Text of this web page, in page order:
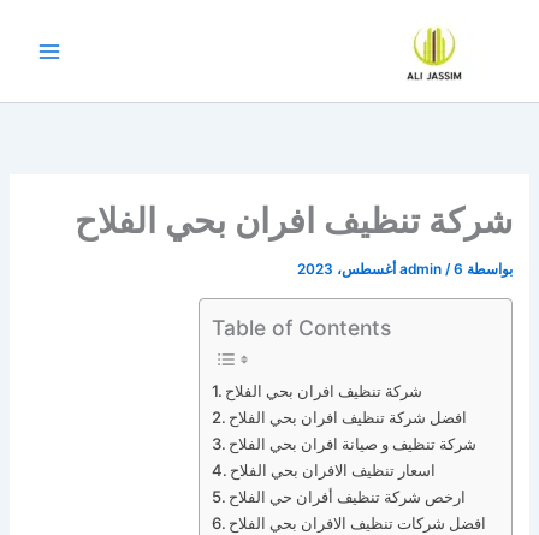
شركة تنظيف افران بحي الفلاح
بواسطة admin /6 أغسطس، 2023
Table of Contents
شركة تنظيف افران بحي الفلاح
افضل شركة تنظيف افران بحي الفلاح
شركة تنظيف و صيانة افران بحي الفلاح
اسعار تنظيف الافران بحي الفلاح
ارخص شركة تنظيف أفران حي الفلاح
افضل شركات تنظيف الافران بحي الفلاح